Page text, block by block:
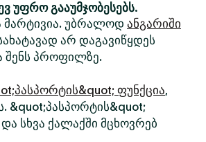
უფრო გააუმჯობესებს.
მარტივია. უბრალოდ ანგარიში
არ დაგავიწყდეს
შენს პროფილზე.
ფუნქცია,
&quot;პასპორტის&quot;
სხვა ქალაქში მცხოვრებ